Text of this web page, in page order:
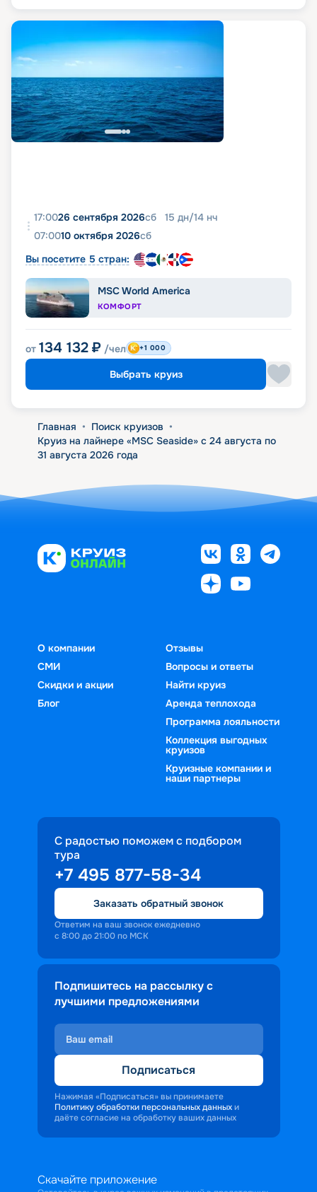
17:0026 сентября 2026сб 15 дн/14 нч
07:0010 октября 2026сб
Вы посетите 5 стран:
MSC World America
КОМФОРТ
от 134 132 ₽ /чел +1 000
Выбрать круиз
Главная • Поиск круизов •
Круиз на лайнере «MSC Seaside» с 24 августа по
31 августа 2026 года
О компании
СМИ
Скидки и акции
Блог
Отзывы
Вопросы и ответы
Найти круиз
Аренда теплохода
Программа лояльности
Коллекция выгодных
круизов
Круизные компании и
наши партнеры
С радостью поможем с подбором
тура
+7 495 877-58-34
Заказать обратный звонок
Ответим на ваш звонок ежедневно
с 8:00 до 21:00 по МСК
Подпишитесь на рассылку с
лучшими предложениями
Подписаться
Нажимая «Подписаться» вы принимаете
Политику обработки персональных данных и
даёте согласие на обработку ваших данных
Скачайте приложение